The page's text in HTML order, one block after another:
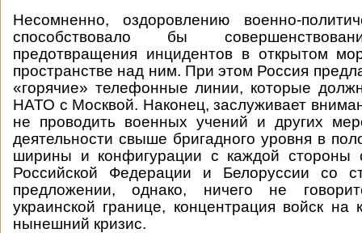
Несомненно, оздоровлению военно-
способствовало бы
предотвращения инцидентов в открытом
пространстве над ним. При этом Россия
«горячие» телефонные линии, которые
НАТО с Москвой. Наконец, заслуживает
не проводить военных учений и других
деятельности свыше бригадного уровня в
ширины и конфигурации с каждой стороны
Российской Федерации и Белоруссии со
предложении, однако, ничего не
украинской границе, концентрация войск на
нынешний кризис.